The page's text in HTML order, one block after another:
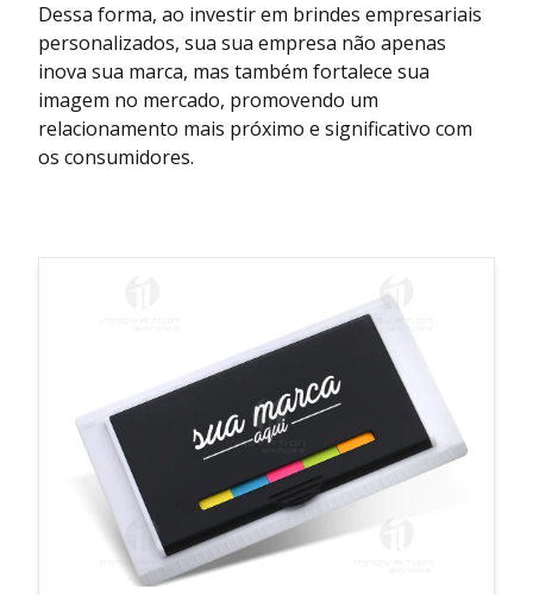
Dessa forma, ao investir em brindes empresariais
personalizados, sua sua empresa não apenas
inova sua marca, mas também fortalece sua
imagem no mercado, promovendo um
relacionamento mais próximo e significativo com
os consumidores.